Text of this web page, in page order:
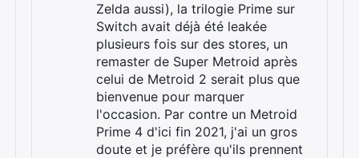
Zelda aussi), la trilogie Prime sur
Switch avait déjà été leakée
plusieurs fois sur des stores, un
remaster de Super Metroid après
celui de Metroid 2 serait plus que
bienvenue pour marquer
l'occasion. Par contre un Metroid
Prime 4 d'ici fin 2021, j'ai un gros
doute et je préfère qu'ils prennent